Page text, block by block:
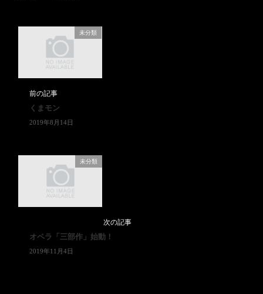
未分類
前の記事
くまモン
2019年8月14日
未分類
次の記事
オペラ「三部作」始動！
2019年11月4日